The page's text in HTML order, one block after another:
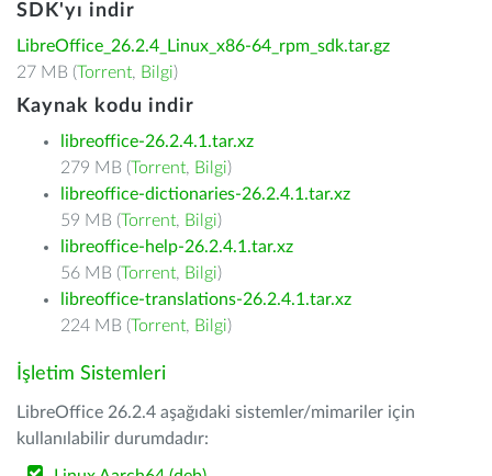
SDK'yı indir
LibreOffice_26.2.4_Linux_x86-64_rpm_sdk.tar.gz
27 MB (Torrent, Bilgi)
Kaynak kodu indir
libreoffice-26.2.4.1.tar.xz
279 MB (Torrent, Bilgi)
libreoffice-dictionaries-26.2.4.1.tar.xz
59 MB (Torrent, Bilgi)
libreoffice-help-26.2.4.1.tar.xz
56 MB (Torrent, Bilgi)
libreoffice-translations-26.2.4.1.tar.xz
224 MB (Torrent, Bilgi)
İşletim Sistemleri
LibreOffice 26.2.4 aşağıdaki sistemler/mimariler için
kullanılabilir durumdadır: